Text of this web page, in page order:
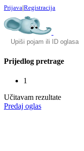
Prijava|Registracija
Prijedlog pretrage
1
Učitavam rezultate
Predaj oglas